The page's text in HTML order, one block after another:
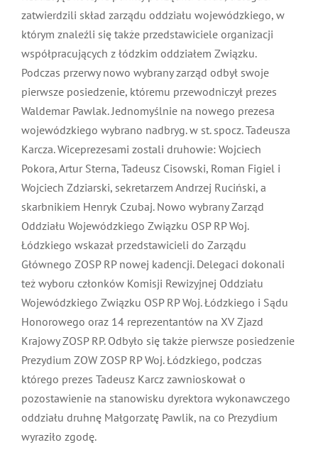
zatwierdzili skład zarządu oddziału wojewódzkiego, w
którym znaleźli się także przedstawiciele organizacji
współpracujących z łódzkim oddziałem Związku.
Podczas przerwy nowo wybrany zarząd odbył swoje
pierwsze posiedzenie, któremu przewodniczył prezes
Waldemar Pawlak. Jednomyślnie na nowego prezesa
wojewódzkiego wybrano nadbryg. w st. spocz. Tadeusza
Karcza. Wiceprezesami zostali druhowie: Wojciech
Pokora, Artur Sterna, Tadeusz Cisowski, Roman Figiel i
Wojciech Zdziarski, sekretarzem Andrzej Ruciński, a
skarbnikiem Henryk Czubaj. Nowo wybrany Zarząd
Oddziału Wojewódzkiego Związku OSP RP Woj.
Łódzkiego wskazał przedstawicieli do Zarządu
Głównego ZOSP RP nowej kadencji. Delegaci dokonali
też wyboru członków Komisji Rewizyjnej Oddziału
Wojewódzkiego Związku OSP RP Woj. Łódzkiego i Sądu
Honorowego oraz 14 reprezentantów na XV Zjazd
Krajowy ZOSP RP. Odbyło się także pierwsze posiedzenie
Prezydium ZOW ZOSP RP Woj. Łódzkiego, podczas
którego prezes Tadeusz Karcz zawnioskował o
pozostawienie na stanowisku dyrektora wykonawczego
oddziału druhnę Małgorzatę Pawlik, na co Prezydium
wyraziło zgodę.